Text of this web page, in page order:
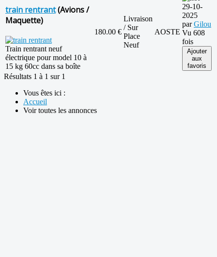
train rentrant(Avions /
Maquette)
Train rentrant neuf
électrique pour model 10 à
15 kg 60cc dans sa boîte
180.00 €
Livraison
/ Sur
Place
Neuf
AOSTE
29-10-
2025
parGilou
Vu 608
fois
Ajouter
aux
favoris
Résultats 1 à 1 sur 1
Vous êtes ici :
Accueil
Voir toutes les annonces